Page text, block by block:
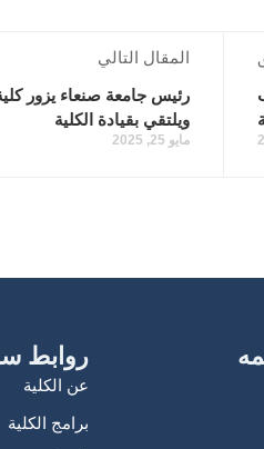
المقال التالي
رئيس جامعة صنعاء يزور
ويلتقي بقيادة الكلية
مايو 25, 2025
روابط
عن الكلية
برامج الكلية